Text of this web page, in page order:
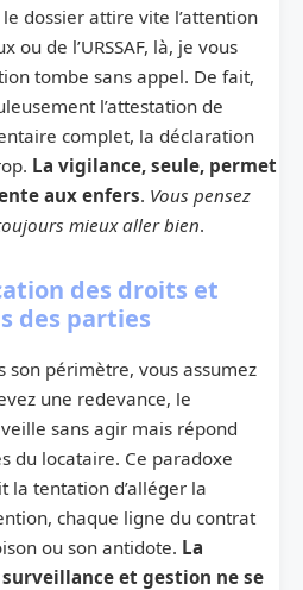
dossier attire vite l’attention
ou de l’URSSAF, là, je vous
tombe sans appel. De fait,
l’attestation de
complet, la déclaration
La vigilance, seule, permet
aux enfers. Vous pensez
mieux aller bien.
des droits et
des parties
son périmètre, vous assumez
une redevance, le
sans agir mais répond
du locataire. Ce paradoxe
la tentation d’alléger la
chaque ligne du contrat
ou son antidote. La
et gestion ne se